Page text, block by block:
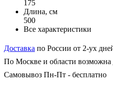
175
Длина, см
500
Все характеристики
Доставка по России от 2-ух
По Москве и области возможна
Самовывоз Пн-Пт - бесплатно